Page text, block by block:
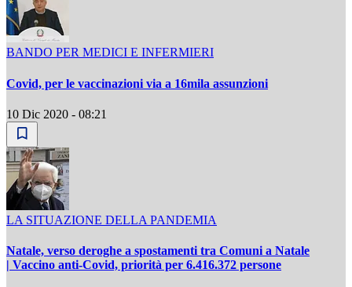
BANDO PER MEDICI E INFERMIERI
Covid, per le vaccinazioni via a 16mila assunzioni
10 Dic 2020 - 08:21
LA SITUAZIONE DELLA PANDEMIA
Natale, verso deroghe a spostamenti tra Comuni a Natale
| Vaccino anti-Covid, priorità per 6.416.372 persone